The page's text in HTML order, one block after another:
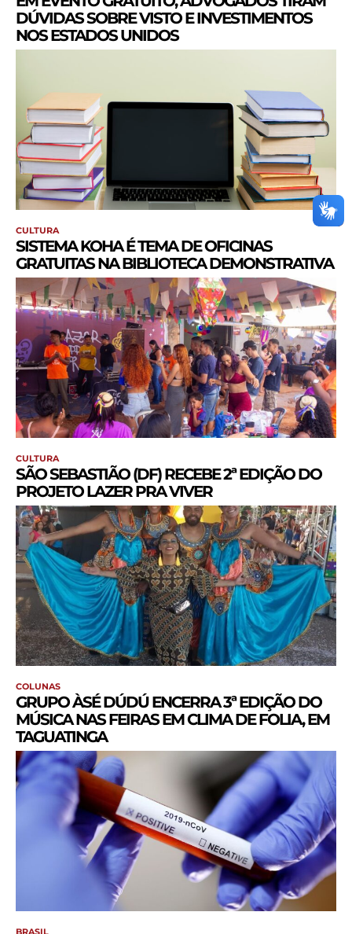
DÚVIDAS SOBRE VISTO E INVESTIMENTOS
NOS ESTADOS UNIDOS
CULTURA
SISTEMA KOHA É TEMA DE OFICINAS
GRATUITAS NA BIBLIOTECA DEMONSTRATIVA
CULTURA
SÃO SEBASTIÃO (DF) RECEBE 2ª EDIÇÃO DO
PROJETO LAZER PRA VIVER
COLUNAS
GRUPO ÀSÉ DÚDÚ ENCERRA 3ª EDIÇÃO DO
MÚSICA NAS FEIRAS EM CLIMA DE FOLIA, EM
TAGUATINGA